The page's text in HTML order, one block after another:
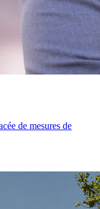
de mesures de